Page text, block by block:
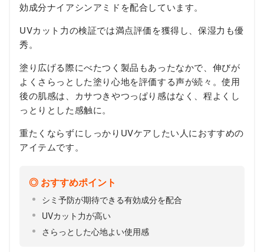
効成分ナイアシンアミドを配合しています。
UVカット力の検証では満点評価を獲得し、保湿力も優
秀。
塗り広げる際にべたつく製品もあったなかで、伸びが
よくさらっとした塗り心地を評価する声が続々。使用
後の肌感は、カサつきやつっぱり感はなく、程よくし
っとりとした感触に。
重たくならずにしっかりUVケアしたい人におすすめの
アイテムです。
おすすめポイント
シミ予防が期待できる有効成分を配合
UVカット力が高い
さらっとした心地よい使用感